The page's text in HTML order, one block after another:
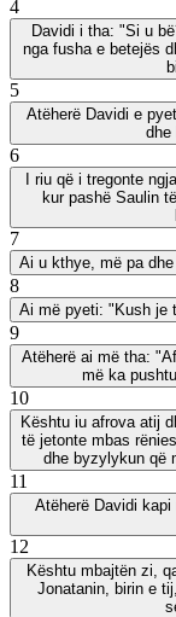
4
Davidi i tha: "Si u
nga fusha e betejës
5
Atëherë Davidi e
dhe
6
I riu që i tregonte
kur pashë Saulin
7
Ai u kthye, më pa
8
Ai më pyeti: "Kush je
9
Atëherë ai më tha:
më ka
10
Kështu iu afrova atij
të jetonte mbas
dhe byzylykun që
11
Atëherë Davidi
12
Kështu mbajtën zi,
Jonatanin, birin e